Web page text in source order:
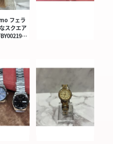
フェラ
スクエア